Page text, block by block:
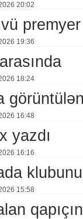
20:02
19:36
18:24
16:48
yazdı
16:16
15:58